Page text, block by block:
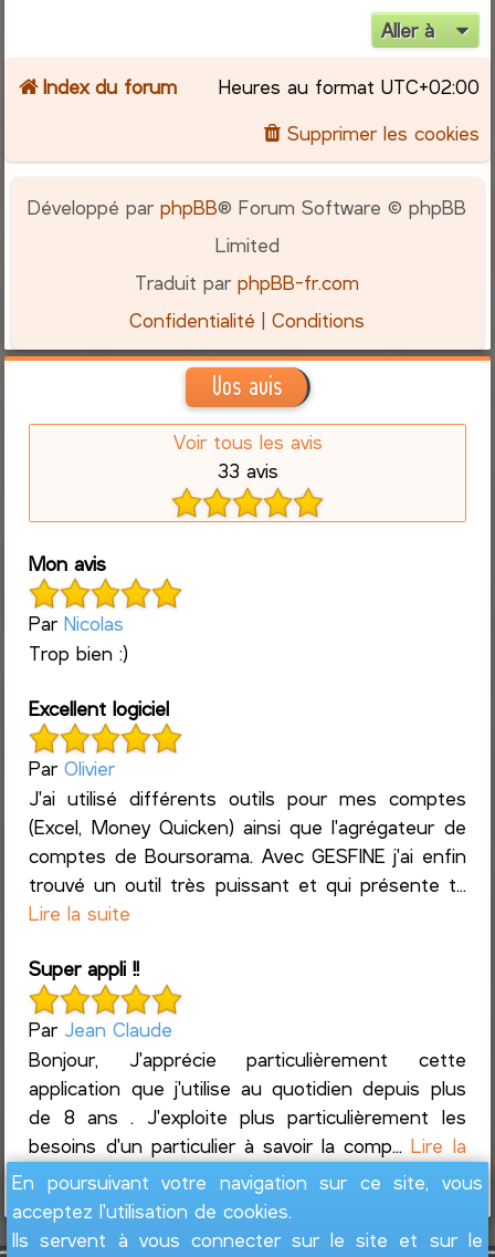
Aller à
Index du forum Heures au format UTC+02:00
Supprimer les cookies
Développé parphpBB® Forum Software © phpBB
Limited
Traduit parphpBB-fr.com
Confidentialité |Conditions
Vos avis
Voir tous les avis
33 avis
Mon avis
ParNicolas
Trop bien :)
Excellent logiciel
ParOlivier
J'ai utilisé différents outils pour mes comptes
(Excel, Money Quicken) ainsi que l'agrégateur de
comptes de Boursorama. Avec GESFINE j'ai enfin
trouvé un outil très puissant et qui présente t...
Lire la suite
Super appli !!
Par Jean Claude
Bonjour, J'apprécie particulièrement cette
application que j'utilise au quotidien depuis plus
de 8 ans . J'exploite plus particulièrement les
besoins d'un particulier à savoir la comp...Lire la
suite
En poursuivant votre navigation sur ce site, vous
acceptez l'utilisation de cookies.
Ils servent à vous connecter sur le site et sur le